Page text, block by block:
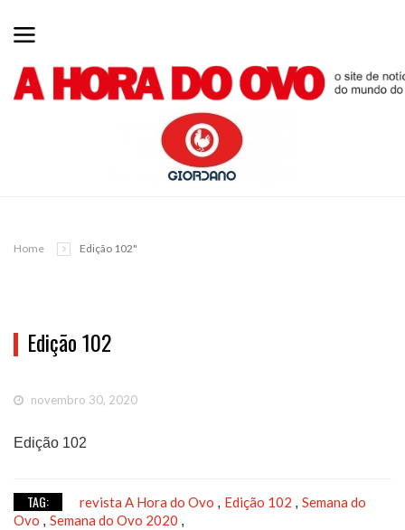
Home Edição 102"
Edição 102
novembro 30, 2020
Edição 102
TAG: revista A Hora do Ovo , Edição 102 , Semana do
Ovo , Semana do Ovo 2020 ,